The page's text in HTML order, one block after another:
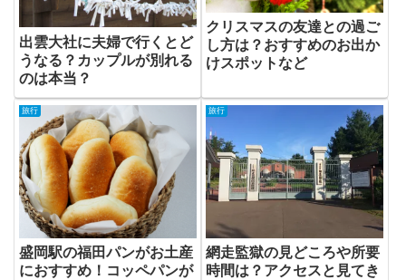
出雲大社に夫婦で行くとど
うなる？カップルが別れる
のは本当？
クリスマスの友達との過ご
し方は？おすすめのお出か
けスポットなど
旅行
盛岡駅の福田パンがお土産
におすすめ！コッペパンが
旅行
網走監獄の見どころや所要
時間は？アクセスと見てき